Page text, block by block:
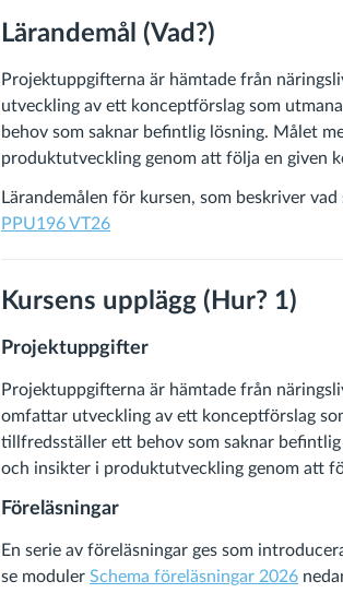
Lärandemål (Vad?)
Projektuppgifterna är hämtade från
utveckling av ett konceptförslag som
behov som saknar befintlig lösning. Målet
produktutveckling genom att följa en given
Lärandemålen för kursen, som beskriver
PPU196 VT26
Kursens upplägg (Hur? 1)
Projektuppgifter
Projektuppgifterna är hämtade från
omfattar utveckling av ett konceptförslag
tillfredsställer ett behov som saknar
och insikter i produktutveckling genom att
Föreläsningar
En serie av föreläsningar ges som
se moduler Schema föreläsningar 2026